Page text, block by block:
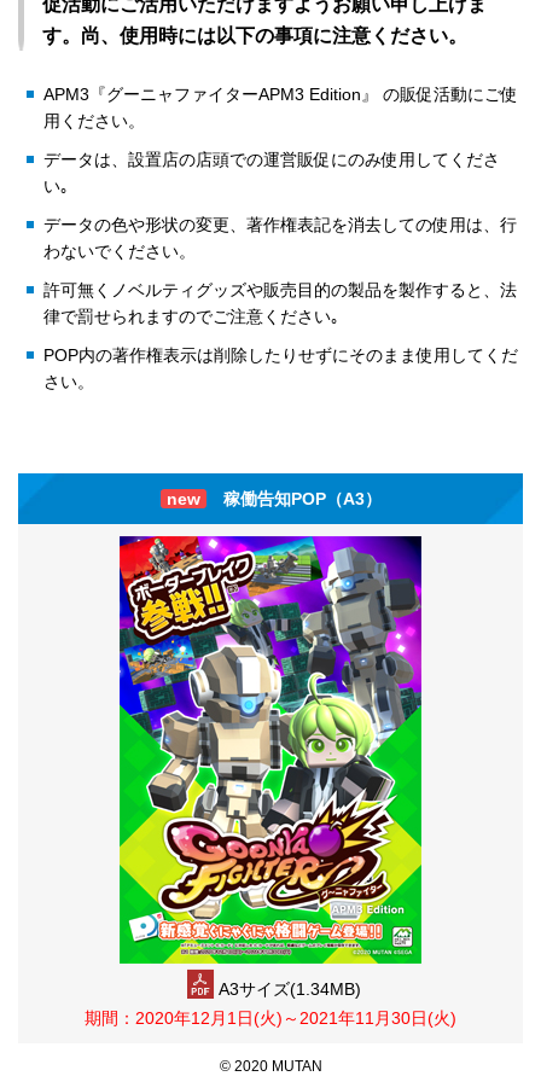
す。尚、使用時には以下の事項に注意ください。
APM3『グーニャファイターAPM3 Edition』 の販促活動にご使
用ください。
データは、設置店の店頭での運営販促にのみ使用してくださ
い｡
データの色や形状の変更、著作権表記を消去しての使用は、行
わないでください。
許可無くノベルティグッズや販売目的の製品を製作すると、法
律で罰せられますのでご注意ください｡
POP内の著作権表示は削除したりせずにそのまま使用してくだ
さい。
new 稼働告知POP（A3）
A3サイズ(1.34MB)
期間：2020年12月1日(火)～2021年11月30日(火)
© 2020 MUTAN